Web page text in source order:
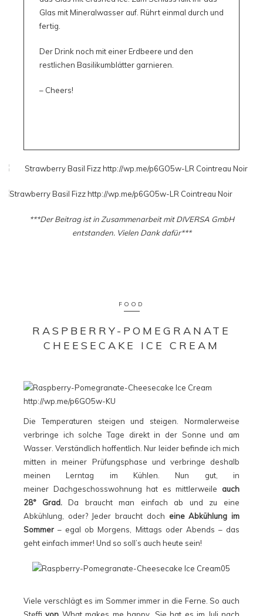
Glas mit Mineralwasser auf. Rührt einmal durch und
fertig.
Der Drink noch mit einer Erdbeere und den
restlichen Basilikumblätter garnieren.
– Cheers!
***Der Beitrag ist in Zusammenarbeit mit DIVERSA GmbH
entstanden. Vielen Dank dafür***
FOOD
RASPBERRY-POMEGRANATE
CHEESECAKE ICE CREAM
Die Temperaturen steigen und steigen. Normalerweise
verbringe ich solche Tage direkt in der Sonne und am
Wasser. Verständlich hoffentlich. Nur leider befinde ich mich
mitten in meiner Prüfungsphase und verbringe deshalb
meinen Lerntag im Kühlen. Nun gut, in
meiner Dachgeschosswohnung hat es mittlerweile auch
28° Grad.Da braucht man einfach ab und zu eine
Abkühlung, oder? Jeder braucht doch eine Abkühlung im
Sommer – egal ob Morgens, Mittags oder Abends – das
geht einfach immer! Und so soll’s auch heute sein!
Viele verschlägt es im Sommer immer in die Ferne. So auch
Steffi von What makes me happy. Sie hat es im Juli nach